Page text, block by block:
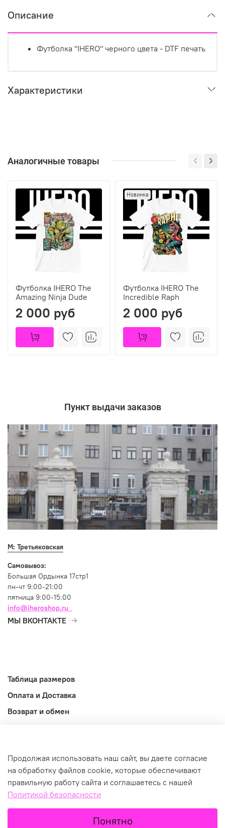
В корзину
Описание
Футболка "IHERO" черного цвета - DTF печать
Характеристики
Аналогичные товары
Футболка IHERO The
Amazing Ninja Dude
2 000 руб
Новинка
Футболка IHERO The
Incredible Raph
2 000 руб
Пункт выдачи заказов
М: Третьяковская
Самовывоз:
Большая Ордынка 17стр1
пн-чт 9:00-21:00
пятница 9:00-15:00
info@iheroshop.ru
МЫ ВКОНТАКТЕ
Таблица размеров
Оплата и Доставка
Возврат и обмен
Продолжая использовать наш сайт, вы даете согласие
на обработку файлов cookie, которые обеспечивают
правильную работу сайта и соглашаетесь с нашей
Политикой безопасности
Понятно